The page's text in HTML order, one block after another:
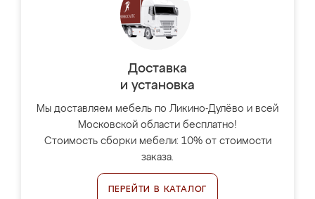
Доставка
и установка
Мы доставляем мебель по Ликино-Дулёво и всей
Московской области бесплатно!
Стоимость сборки мебели: 10% от стоимости
заказа.
ПЕРЕЙТИ В КАТАЛОГ